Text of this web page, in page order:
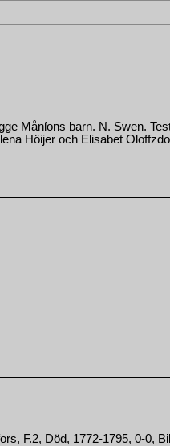
Månſons barn. N. Swen.
Höijer och Elisabet
F.2, Död, 1772-1795, 0-0,